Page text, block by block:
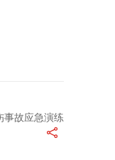
事故应急演练